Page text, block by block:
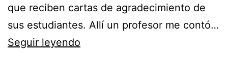
que reciben cartas de agradecimiento de
sus estudiantes. Allí un profesor me contó…
Seguir leyendo